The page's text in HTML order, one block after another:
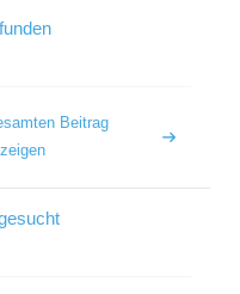
Beitrag